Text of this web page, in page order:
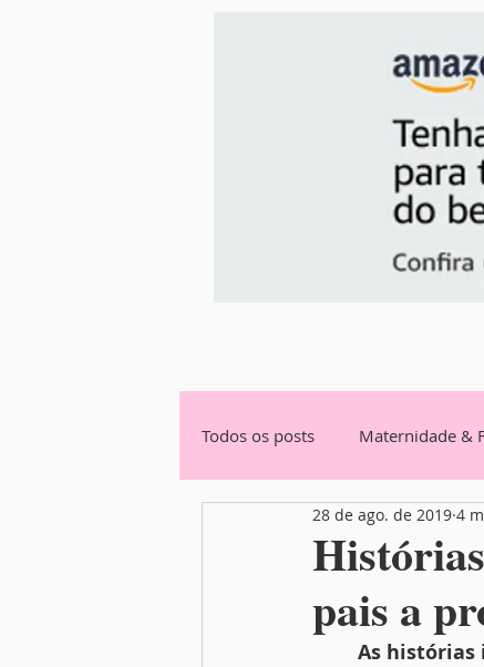
Todos os posts Maternidade &
Festas
pais a
28 de ago. de 2019 4
As histórias